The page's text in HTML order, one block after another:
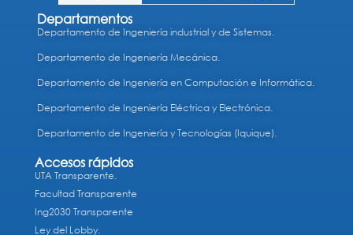
Departamentos
Departamento de Ingeniería industrial y de Sistemas.
Departamento de Ingeniería Mecánica.
Departamento de Ingeniería en Computación e Informática.
Departamento de Ingeniería Eléctrica y Electrónica.
Departamento de Ingeniería y Tecnologías (Iquique).
Accesos rápidos
UTA Transparente.
Facultad Transparente
Ing2030 Transparente
Ley del Lobby.